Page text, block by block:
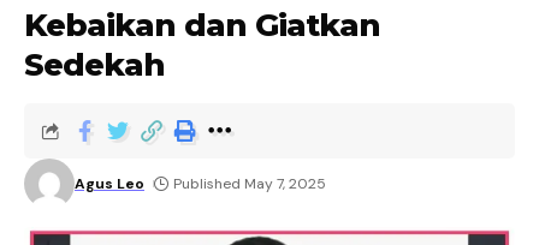
Kebaikan dan Giatkan
Sedekah
Agus Leo Published May 7, 2025